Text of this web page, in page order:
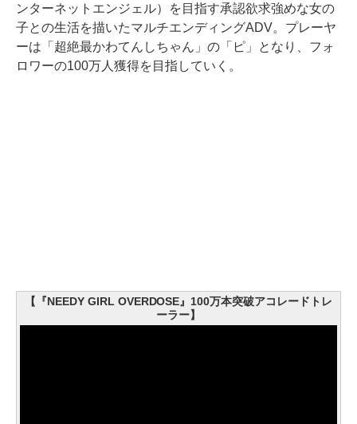
ンターネットエンジェル）を目指す承認欲求強めな女の
子との生活を描いたマルチエンディングADV。プレーヤ
ーは「超絶最かわてんしちゃん」の「ピ」となり、フォ
ロワーの100万人獲得を目指していく。
【『NEEDY GIRL OVERDOSE』100万本突破アコレードトレ
ーラー】